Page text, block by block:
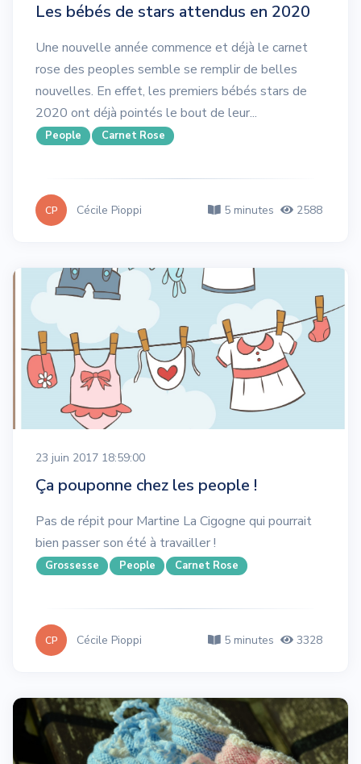
Les bébés de stars attendus en 2020
Une nouvelle année commence et déjà le carnet
rose des peoples semble se remplir de belles
nouvelles. En effet, les premiers bébés stars de
2020 ont déjà pointés le bout de leur...
People Carnet Rose
CP Cécile Pioppi 5 minutes 2588
23 juin 2017 18:59:00
Ça pouponne chez les people !
Pas de répit pour Martine La Cigogne qui pourrait
bien passer son été à travailler !
Grossesse People Carnet Rose
CP Cécile Pioppi 5 minutes 3328